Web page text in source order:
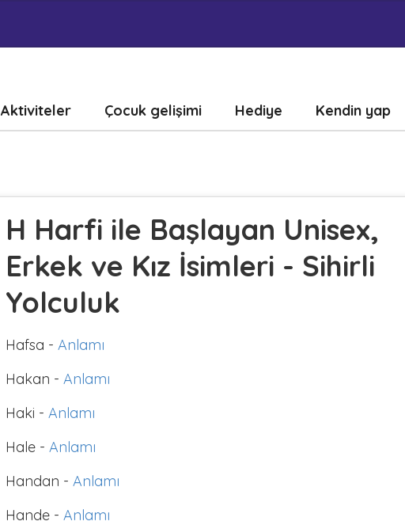
Aktiviteler Çocuk gelişimi Hediye Kendin yap
H Harfi ile Başlayan Unisex,
Erkek ve Kız İsimleri - Sihirli
Yolculuk
Hafsa - Anlamı
Hakan - Anlamı
Haki - Anlamı
Hale - Anlamı
Handan - Anlamı
Hande - Anlamı